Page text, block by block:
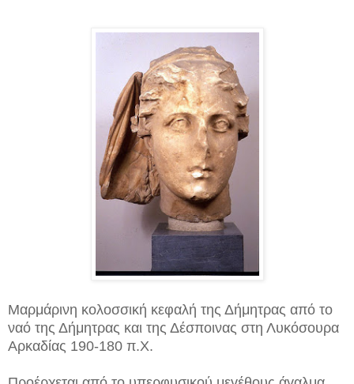
Μαρμάρινη κολοσσική κεφαλή της Δήμητρας από το
ναό της Δήμητρας και της Δέσποινας στη Λυκόσουρα
Αρκαδίας 190-180 π.Χ.